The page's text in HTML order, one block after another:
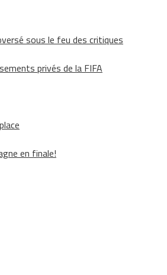
sous le feu des critiques
privés de la FIFA
en finale!